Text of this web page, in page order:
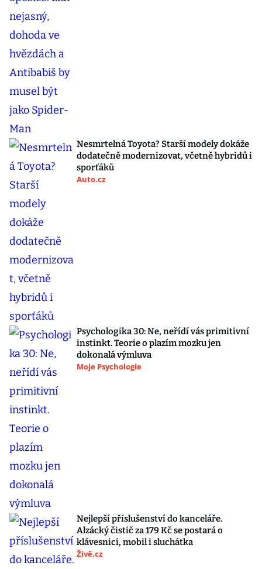
Nesmrtelná Toyota? Starší modely dokáže
dodatečně modernizovat, včetně hybridů i
sporťáků
Auto.cz
Psychologika 30: Ne, neřídí vás primitivní
instinkt. Teorie o plazím mozku jen
dokonalá výmluva
Moje Psychologie
Nejlepší příslušenství do kanceláře.
Alzácký čistič za 179 Kč se postará o
klávesnici, mobil i sluchátka
Živě.cz